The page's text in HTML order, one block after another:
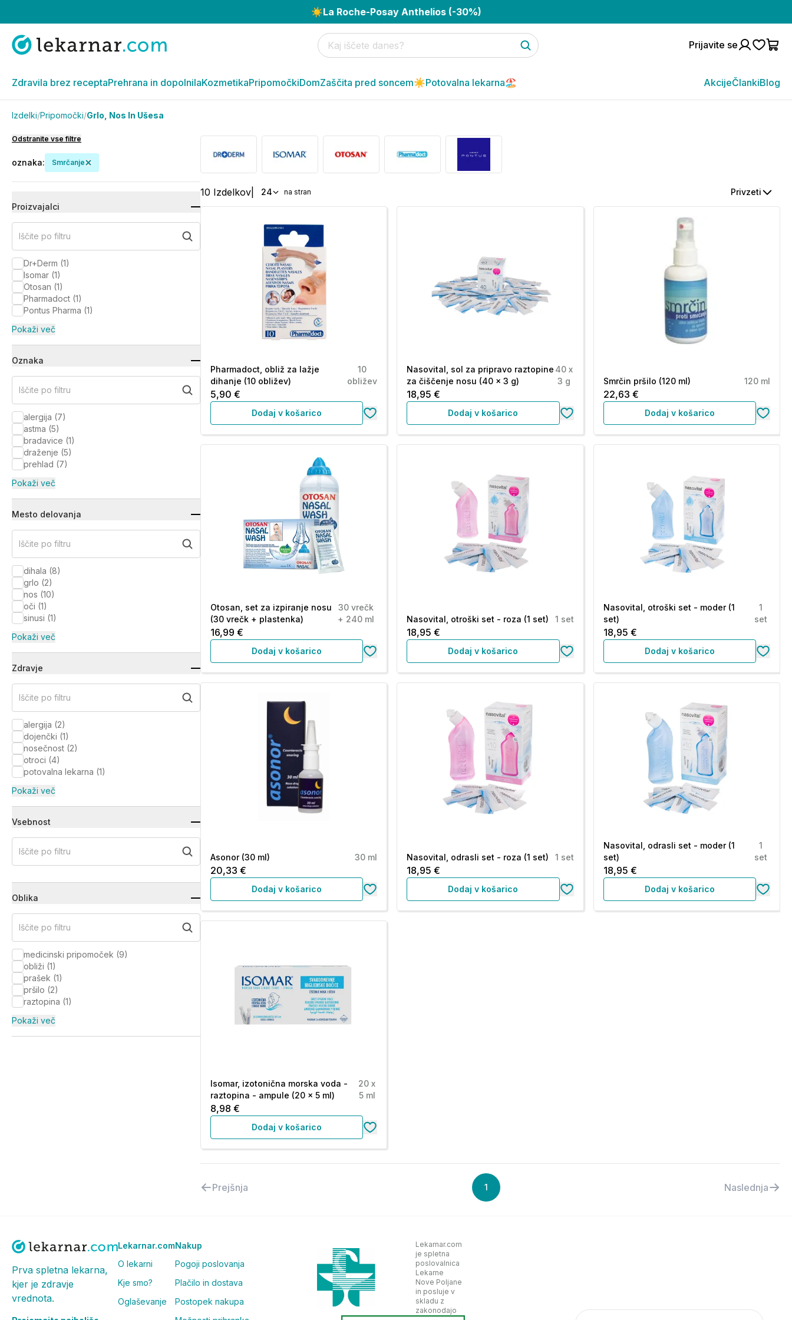
☀️La Roche-Posay Anthelios (-30%)
Prijavite se
Zdravila brez receptaPrehrana in dopolnilaKozmetikaPripomočkiDomZaščita pred soncem☀️Potovalna lekarna🏖️ AkcijeČlankiBlog
Izdelki/Pripomočki/Grlo, Nos In Ušesa
Odstranite vse filtre
oznaka: Smrčanje
Proizvajalci
Iščite po filtru
Dr+Derm (1)
Isomar (1)
Otosan (1)
Pharmadoct (1)
Pontus Pharma (1)
Pokaži več
Oznaka
Iščite po filtru
alergija (7)
astma (5)
bradavice (1)
draženje (5)
prehlad (7)
Pokaži več
Mesto delovanja
Iščite po filtru
dihala (8)
grlo (2)
nos (10)
oči (1)
sinusi (1)
Pokaži več
Zdravje
Iščite po filtru
alergija (2)
dojenčki (1)
nosečnost (2)
otroci (4)
potovalna lekarna (1)
Pokaži več
Vsebnost
Iščite po filtru
Oblika
Iščite po filtru
medicinski pripomoček (9)
obliži (1)
prašek (1)
pršilo (2)
raztopina (1)
Pokaži več
10 Izdelkov 24 na stran Privzeti
Pharmadoct, obliž za lažje
dihanje (10 obližev)
10
obližev
5,90 €
Dodaj v košarico
Nasovital, sol za pripravo raztopine
za čiščenje nosu (40 x 3 g)
40 x
3 g
18,95 €
Dodaj v košarico
Smrčin pršilo (120 ml) 120 ml
22,63 €
Dodaj v košarico
Otosan, set za izpiranje nosu
(30 vrečk + plastenka)
30 vrečk
+ 240 ml
16,99 €
Dodaj v košarico
Nasovital, otroški set - roza (1 set) 1 set
18,95 €
Dodaj v košarico
Nasovital, otroški set - moder (1
set)
1
set
18,95 €
Dodaj v košarico
Asonor (30 ml) 30 ml
20,33 €
Dodaj v košarico
Nasovital, odrasli set - roza (1 set) 1 set
18,95 €
Dodaj v košarico
Nasovital, odrasli set - moder (1
set)
1
set
18,95 €
Dodaj v košarico
Isomar, izotonična morska voda -
raztopina - ampule (20 x 5 ml)
20 x
5 ml
8,98 €
Dodaj v košarico
Prejšnja 1 Naslednja
Prva spletna lekarna,
kjer je zdravje
vrednota.
Lekarnar.com
O lekarni
Kje smo?
Oglaševanje
Nakup
Pogoji poslovanja
Plačilo in dostava
Postopek nakupa
Lekarnar.com
je spletna
poslovalnica
Lekarne
Nove Poljane
in posluje v
skladu z
zakonodajo